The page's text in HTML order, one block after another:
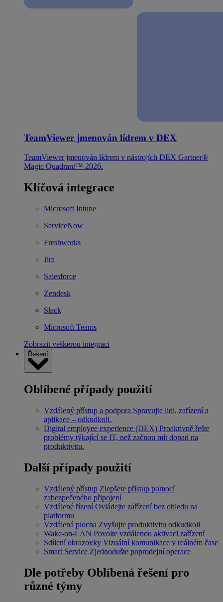
TeamViewer jmenován lídrem v DEX
TeamViewer jmenován lídrem v nástrojích DEX Gartner®
Magic Quadrant™ 2026.
Klíčová integrace
Microsoft Intune
ServiceNow
Freshworks
Jira
Salesforce
Zendesk
Slack
Microsoft Teams
Zobrazit veškerou integraci
Řešení
Oblíbené případy použití
Vzdálený přístup a podpora Spravujte lidi, zařízení a
aplikace – odkudkoli.
Digital employee experience (DEX) Proaktivně řešte
problémy týkající se IT, než začnou mít dopad na
produktivitu.
Další případy použití
Vzdálený přístup Zlepšete přístup pomocí
zabezpečeného připojení
Vzdálené řízení Ovládejte zařízení bez ohledu na
platformu
Vzdálená plocha Zvyšujte produktivitu odkudkoli
Wake-on-LAN Povolte vzdálenou aktivaci zařízení
Sdílení obrazovky Vizuální komunikace v reálném čase
Smart Service Zjednodušte poprodejní operace
Dle potřeby Oblíbená řešení pro
různé týmy